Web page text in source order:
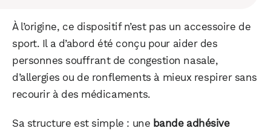
À l’origine, ce dispositif n’est pas un accessoire de
sport. Il a d’abord été conçu pour aider des
personnes souffrant de congestion nasale,
d’allergies ou de ronflements à mieux respirer sans
recourir à des médicaments.
Sa structure est simple : une bande adhésive